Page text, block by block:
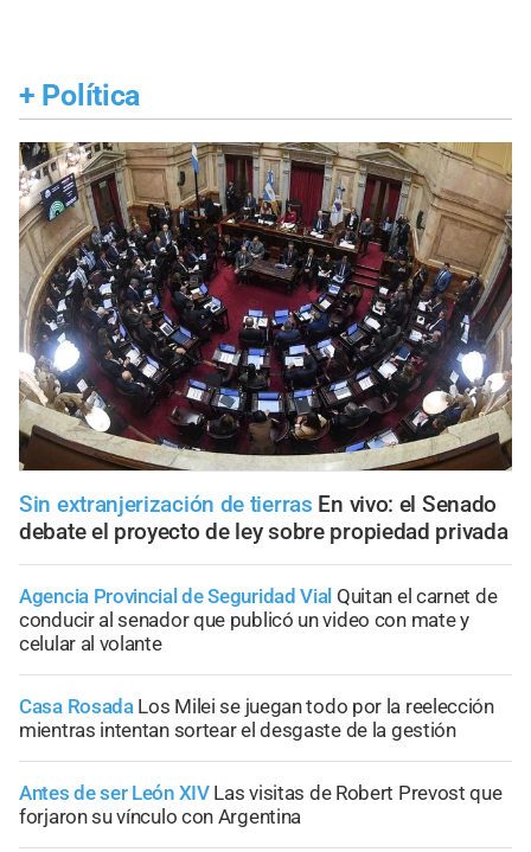
+ Política
Sin extranjerización de tierras En vivo: el Senado
debate el proyecto de ley sobre propiedad privada
Agencia Provincial de Seguridad Vial Quitan el carnet de
conducir al senador que publicó un video con mate y
celular al volante
Casa Rosada Los Milei se juegan todo por la reelección
mientras intentan sortear el desgaste de la gestión
Antes de ser León XIV Las visitas de Robert Prevost que
forjaron su vínculo con Argentina